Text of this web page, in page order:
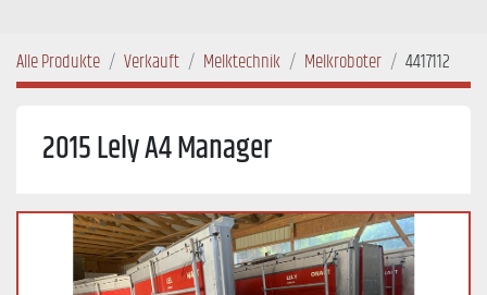
Alle Produkte Verkauft Melktechnik Melkroboter 4417112
2015 Lely A4 Manager